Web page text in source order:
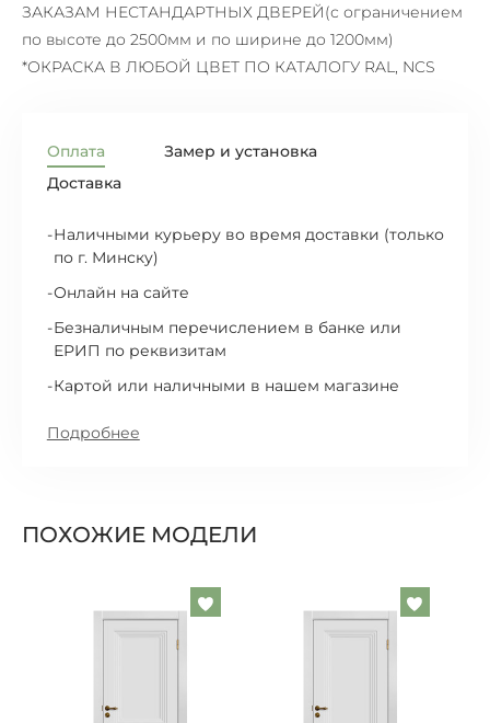
ЗАКАЗАМ НЕСТАНДАРТНЫХ ДВЕРЕЙ(с ограничением
по высоте до 2500мм и по ширине до 1200мм)
*ОКРАСКА В ЛЮБОЙ ЦВЕТ ПО КАТАЛОГУ RAL, NCS
Оплата
Замер и установка
Доставка
Наличными курьеру во время доставки (только
по г. Минску)
Онлайн на сайте
Безналичным перечислением в банке или
ЕРИП по реквизитам
Картой или наличными в нашем магазине
Подробнее
ПОХОЖИЕ МОДЕЛИ
Добавить
в
в